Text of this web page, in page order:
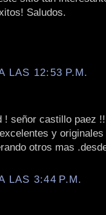
Saludos.
LAS 12:53 P.M.
! señor castillo paez
y
otros mas
LAS 3:44 P.M.